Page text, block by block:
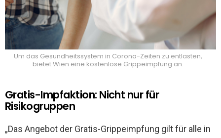
Um das Gesundheitssystem in Corona-Zeiten zu entlasten,
bietet Wien eine kostenlose Grippeimpfung an.
Gratis-Impfaktion: Nicht nur für
Risikogruppen
„Das Angebot der Gratis-Grippeimpfung gilt für alle in